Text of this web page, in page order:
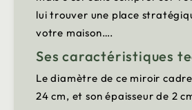
lui trouver une place
votre maison….
Ses caractéristiques
Le diamètre de ce miroir
24 cm, et son épaisseur de 2